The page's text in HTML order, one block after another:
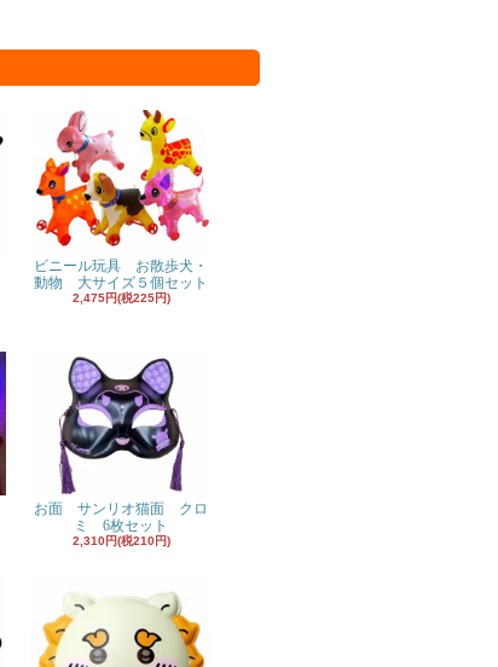
ビニール玩具 お散歩犬・
動物 大サイズ５個セット
2,475円(税225円)
お面 サンリオ猫面 クロ
ミ 6枚セット
2,310円(税210円)